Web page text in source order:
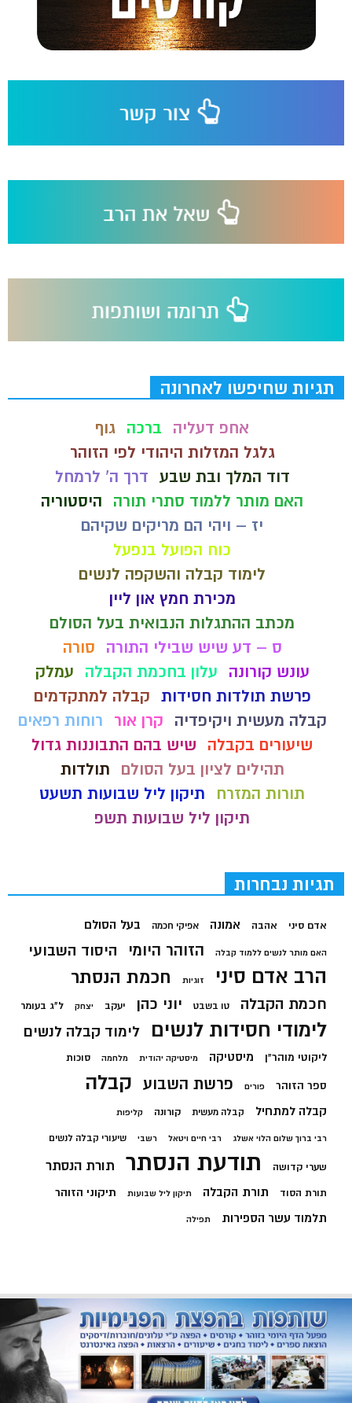
תגיות שחיפשו לאחרונה
אחפ דעליה ברכה גוף
גלגל המזלות היהודי לפי הזוהר
דוד המלך ובת שבע דרך ה' לרמחל
האם מותר ללמוד סתרי תורה
היסטוריה
יז – ויהי הם מריקים שקיהם
כוח הפועל בנפעל
לימוד קבלה והשקפה לנשים
מכירת חמץ און ליין
מכתב ההתגלות הנבואית בעל הסולם
ס – דע שיש שבילי התורה
סורה
עונש קורונה
עלון בחכמת הקבלה
עמלק
פרשת תולדות חסידות קבלה למתקדמים
קבלה מעשית ויקיפדיה
קרן אור
רוחות רפאים
שיעורים בקבלה
שיש בהם התבוננות גדול
תהילים לציון בעל הסולם
תולדות
תורות המזרח
תיקון ליל שבועות תשעט
תיקון ליל שבועות תשפ
תגיות נבחרות
אדם סיני אהבה אמונה אפיקי חכמה בעל הסולם
האם מותר לנשים ללמוד קבלה הזוהר היומי היסוד השבועי
הרב אדם סיני זוגיות חכמת הנסתר
חכמת הקבלה טו בשבט יוני כהן יעקב יצחק ל"ג בעומר
לימודי חסידות לנשים לימוד קבלה לנשים
ליקוטי מוהר"ן מיסטיקה מיסטיקה יהודית מלחמה סוכות
ספר הזוהר פורים פרשת השבוע קבלה
קבלה למתחיל קבלה מעשית קורונה קליפות
רבי ברוך שלום הלוי אשלג רבי חיים ויטאל רשבי שיעורי קבלה לנשים
שערי קדושה תודעת הנסתר תורת הנסתר
תורת הסוד תורת הקבלה תיקון ליל שבועות תיקוני הזוהר
תלמוד עשר הספירות תפילה